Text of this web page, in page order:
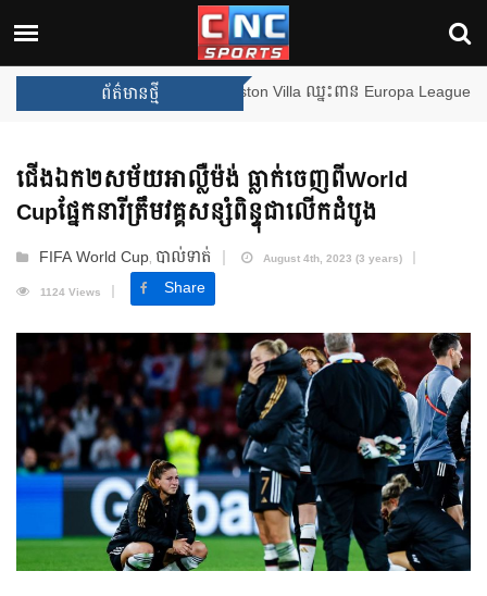
ព័ត៌មានថ្មី Arsenal បញ្ចប់ការរង់ចាំ ២២ ឆ្នាំ
ជើងឯក២សម័យអាល្លឺម៉ង់ ធ្លាក់ចេញពីWorld
Cupផ្នែកនារីត្រឹមវគ្គសន្សំពិន្ទុជាលើកដំបូង
FIFA World Cup, បាល់ទាត់
August 4th, 2023 (3 years)
1124 Views
Share